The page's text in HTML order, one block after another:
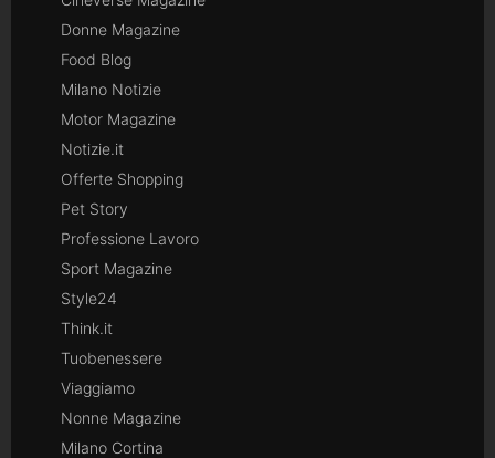
Donne Magazine
Food Blog
Milano Notizie
Motor Magazine
Notizie.it
Offerte Shopping
Pet Story
Professione Lavoro
Sport Magazine
Style24
Think.it
Tuobenessere
Viaggiamo
Nonne Magazine
Milano Cortina